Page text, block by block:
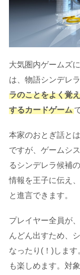
大気圏内ゲームズ
は、物語シンデレ
ラのことをよく覚
するカードゲーム
本家のおとぎ話と
ですが、ゲームシ
るシンデレラ候補
情報を王子に伝え
と進言できます。
プレイヤー全員が
んどん出すため、
なったり(！)しま
も楽しめます。対